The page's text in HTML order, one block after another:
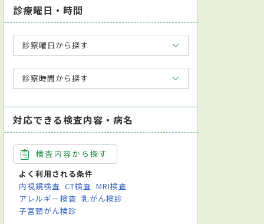
診療曜日・時間
診察曜日から探す
診察時間から探す
対応できる検査内容・病名
検査内容から探す
よく利用される条件
内視鏡検査 CT検査 MRI検査
アレルギー検査 乳がん検診
子宮頸がん検診